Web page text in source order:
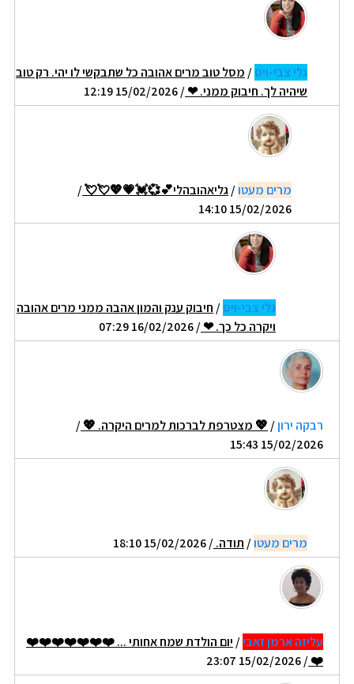
גלי צבי-ויס/ מסל טוב מרים אהובה כל שתבקשי לו יהי. רק טוב
שיהיה לך. חיבוק ממני. ❤/ 15/02/2026 12:19
מרים מעטו/גליאהובהלי💕💞💓💗💖💘💘/
15/02/2026 14:10
גלי צבי-ויס/ חיבוק ענק והמון אהבה ממני מרים אהובה
ויקרה כל כך. ❤/ 16/02/2026 07:29
רבקה ירון/ 💖 מצטרפת לברכות למרים היקרה. 💖/
15/02/2026 15:43
מרים מעטו/ תודה./ 15/02/2026 18:10
עליזה ארמן זאבי/ יום הולדת שמח אחותי ... ❤️❤️❤️❤️❤️❤️❤️
❤️
/ 15/02/2026 23:07